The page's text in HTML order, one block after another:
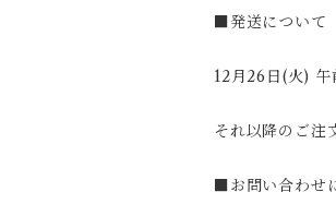
■発送について
12月26日(火)
それ以降のご注
■お問い合わせ